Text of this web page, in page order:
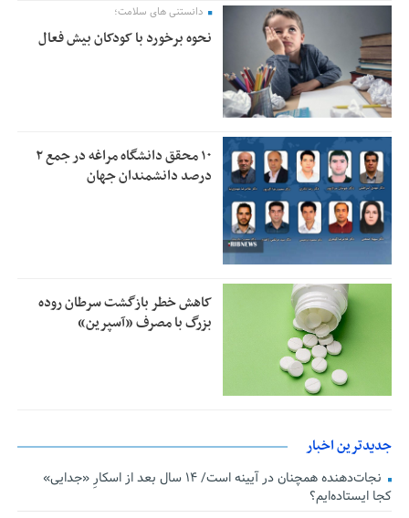
دانستنی های سلامت؛
نحوه برخورد با کودکان بیش فعال
۱۰ محقق دانشگاه مراغه در جمع ۲
درصد دانشمندان جهان
کاهش خطر بازگشت سرطان روده
بزرگ با مصرف «آسپرین»
جدیدترین اخبار
نجات‌دهنده‌ همچنان در آیینه است/ ۱۴ سال بعد از اسکارِ «جدایی»
کجا ایستاده‌ایم؟